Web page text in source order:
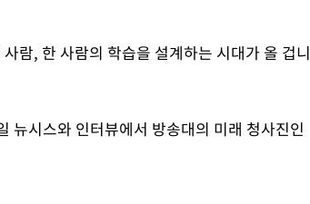
람, 한 사람의 학습을 설계하는 시대가 올 겁니
뉴시스와 인터뷰에서 방송대의 미래 청사진인